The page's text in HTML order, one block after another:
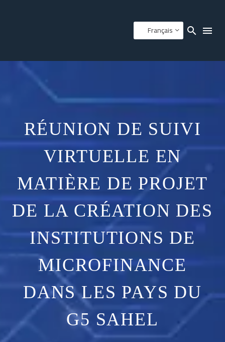
Français
RÉUNION DE SUIVI
VIRTUELLE EN
MATIÈRE DE PROJET
DE LA CRÉATION DES
INSTITUTIONS DE
MICROFINANCE
DANS LES PAYS DU
G5 SAHEL